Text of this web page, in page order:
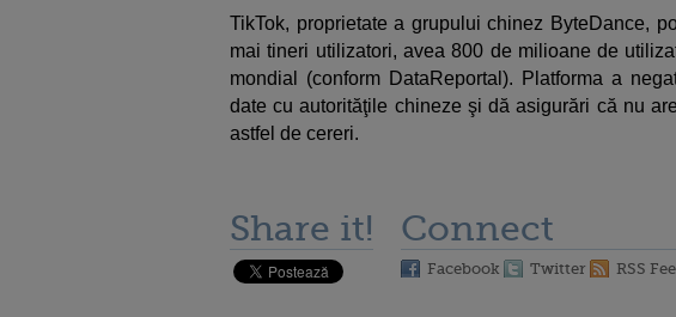
TikTok, proprietate a grupului chinez ByteDance,
mai tineri utilizatori, avea 800 de milioane de
mondial (conform DataReportal). Platforma a
date cu autorităţile chineze şi dă asigurări că nu
astfel de cereri.
Share it! Connect
Facebook Twitter RSS